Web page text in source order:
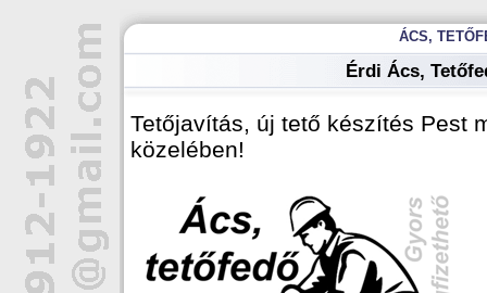
ÁCS,
Érdi Ács,
Tetőjavítás, új tető készítés Pest
közelében!